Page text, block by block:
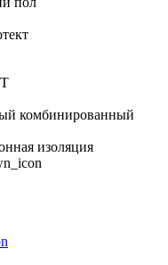
комбинированный
изоляция